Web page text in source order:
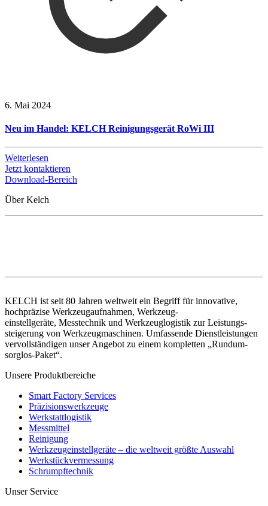
6. Mai 2024
Neu im Handel: KELCH Reinigungsgerät RoWi III
Weiterlesen
Jetzt kontaktieren
Download-Bereich
Über Kelch
KELCH ist seit 80 Jahren weltweit ein Begriff für innovative,
hochpräzise Werkzeugaufnahmen, Werkzeug-
einstellgeräte, Messtechnik und Werkzeuglogistik zur Leistungs-
steigerung von Werkzeugmaschinen. Umfassende Dienstleistungen
vervollständigen unser Angebot zu einem kompletten „Rundum-
sorglos-Paket“.
Unsere Produktbereiche
Smart Factory Services
Präzisionswerkzeuge
Werkstattlogistik
Messmittel
Reinigung
Werkzeugeinstellgeräte – die weltweit größte Auswahl
Werkstückvermessung
Schrumpftechnik
Unser Service